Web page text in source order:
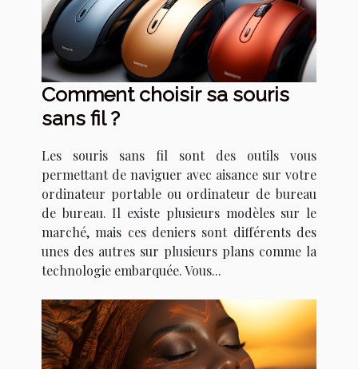
Comment choisir sa souris
sans fil ?
Les souris sans fil sont des outils vous
permettant de naviguer avec aisance sur votre
ordinateur portable ou ordinateur de bureau
de bureau. Il existe plusieurs modèles sur le
marché, mais ces deniers sont différents des
unes des autres sur plusieurs plans comme la
technologie embarquée. Vous...